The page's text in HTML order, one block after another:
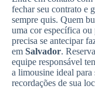
fechar seu contrato e
sempre quis. Quem
uma cor específica
precisa se antecipar
em Salvador.
equipe responsável
a limousine ideal para
recordações de sua